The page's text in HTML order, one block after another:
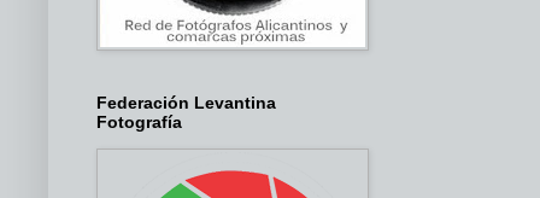
Federación Levantina
Fotografía